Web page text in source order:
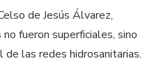
de Jesús Álvarez,
fueron superficiales, sino
las redes hidrosanitarias.